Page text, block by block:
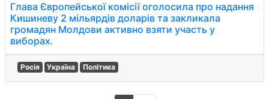
Глава Європейської комісії оголосила про надання
Кишиневу 2 мільярдів доларів та закликала
громадян Молдови активно взяти участь у
виборах.
Росія Україна Політика